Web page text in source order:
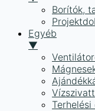
Borítók,
Egyéb
▼